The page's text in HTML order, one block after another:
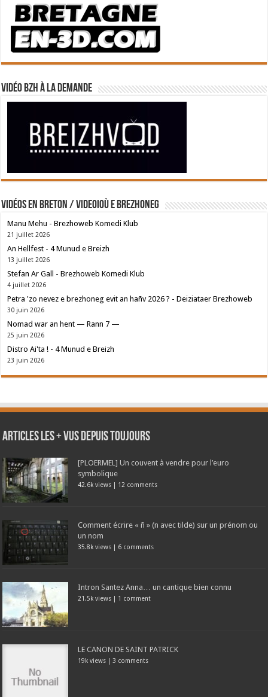
Vidéo BZH à la demande
Vidéos en breton / Videoioù e brezhoneg
Manu Mehu - Brezhoweb Komedi Klub
21 juillet 2026
An Hellfest - 4 Munud e Breizh
13 juillet 2026
Stefan Ar Gall - Brezhoweb Komedi Klub
4 juillet 2026
Petra 'zo nevez e brezhoneg evit an hañv 2026 ? - Deiziataer Brezhoweb
30 juin 2026
Nomad war an hent — Rann 7 —
25 juin 2026
Distro Ai'ta ! - 4 Munud e Breizh
23 juin 2026
Articles les + vus depuis toujours
[PLOERMEL] Un couvent à vendre pour l’euro
symbolique
42.6k views | 12 comments
Comment écrire « ñ » (n avec tilde) sur un prénom ou
un nom
35.8k views | 6 comments
Intron Santez Anna… un cantique bien connu
21.5k views | 1 comment
LE CANON DE SAINT PATRICK
19k views | 3 comments